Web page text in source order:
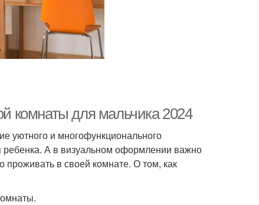
комнаты для мальчика 2024
уютного и многофункционального
ребенка. А в визуальном оформлении важно
в своей комнате. О том, как